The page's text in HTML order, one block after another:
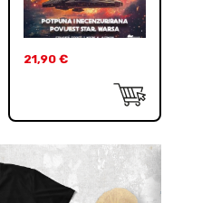
21,90 €